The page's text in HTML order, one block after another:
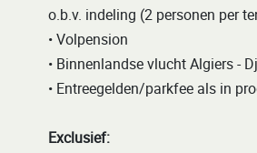
o.b.v. indeling (2 personen per
• Volpension
• Binnenlandse vlucht Algiers -
• Entreegelden/parkfee als in
Exclusief: